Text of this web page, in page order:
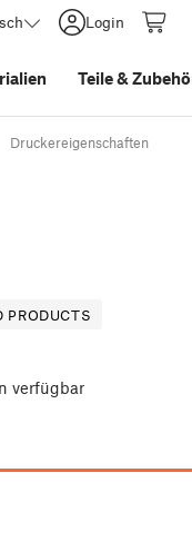
Login
Teile&
Druckereigenschaften
PRODUCTS
verfügbar